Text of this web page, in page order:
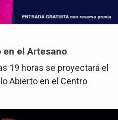
en el Artesano
19 horas se proyectará el
Abierto en el Centro